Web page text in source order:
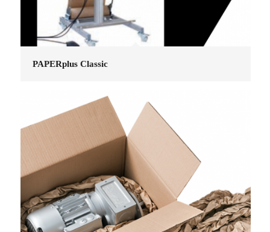
PAPERplus Classic